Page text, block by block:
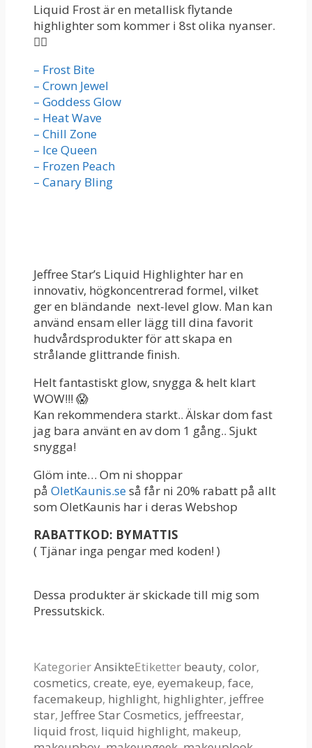
Liquid Frost är en metallisk flytande
highlighter som kommer i 8st olika nyanser.
👇🏼
– Frost Bite
– Crown Jewel
– Goddess Glow
– Heat Wave
– Chill Zone
– Ice Queen
– Frozen Peach
– Canary Bling
Jeffree Star’s Liquid Highlighter har en
innovativ, högkoncentrerad formel, vilket
ger en bländande next-level glow. Man kan
använd ensam eller lägg till dina favorit
hudvårdsprodukter för att skapa en
strålande glittrande finish.
Helt fantastiskt glow, snygga & helt klart
WOW!!! 😱
Kan rekommendera starkt.. Älskar dom fast
jag bara använt en av dom 1 gång.. Sjukt
snygga!
Glöm inte… Om ni shoppar
på OletKaunis.seså får ni 20% rabatt på allt
som OletKaunis har i deras Webshop
RABATTKOD: BYMATTIS
( Tjänar inga pengar med koden! )
Dessa produkter är skickade till mig som
Pressutskick.
KategorierAnsikteEtiketter beauty, color,
cosmetics, create, eye, eyemakeup, face,
facemakeup, highlight, highlighter, jeffree
star, Jeffree Star Cosmetics, jeffreestar,
liquid frost, liquid highlight, makeup,